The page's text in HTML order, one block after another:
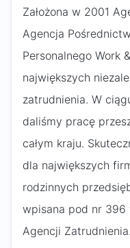
Założona w 2001
Agencja
Personalnego Work
największych
zatrudnienia. W
daliśmy pracę
całym kraju.
dla największych
rodzinnych
wpisana pod nr 396
Agencji Zatrudnienia.